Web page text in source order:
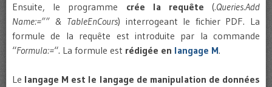
Ensuite, le programme crée la requête (.Queries.Add
Name:=”” & TableEnCours) interrogeant le fichier PDF. La
formule de la requête est introduite par la commande
“Formula:=“. La formule est rédigée en langage M.
Le langage M est le langage de manipulation de données